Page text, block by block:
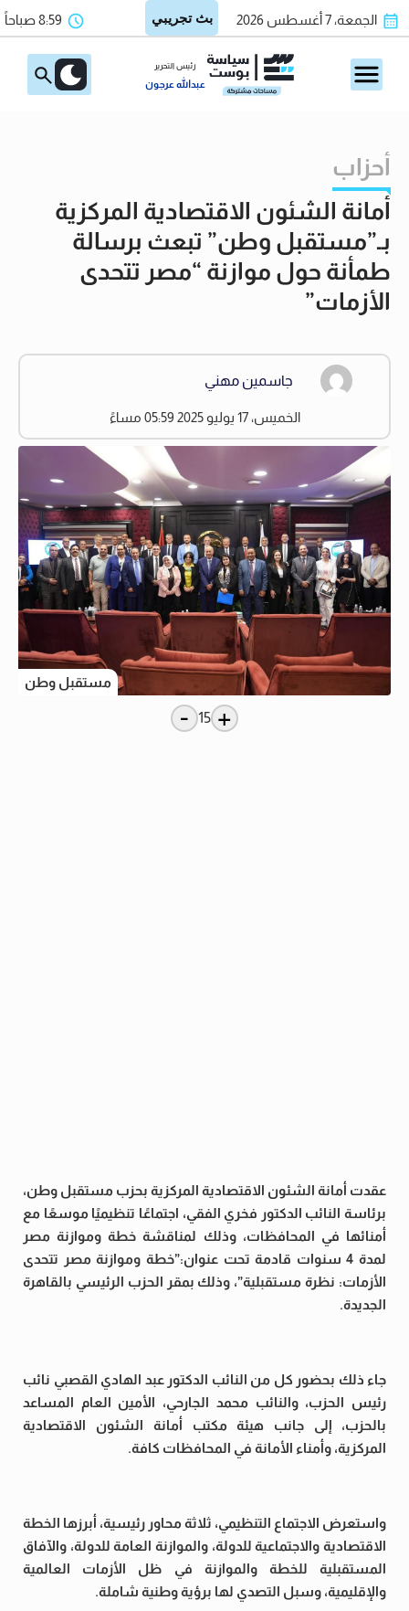
الجمعة، 7 أغسطس 2026 8:59 صباحاً
رئيس التحرير
عبدالله عرجون
أحزاب
أمانة الشئون الاقتصادية المركزية
بـ”مستقبل وطن” تبعث برسالة
طمأنة حول موازنة “مصر تتحدى
الأزمات”
جاسمين مهني
الخميس، 17 يوليو 2025 05:59 مساءً
مستقبل وطن
+
15
-
عقدت أمانة الشئون الاقتصادية المركزية بحزب مستقبل وطن،
برئاسة النائب الدكتور فخري الفقي، اجتماعًا تنظيميًا موسعًا مع
أمنائها في المحافظات، وذلك لمناقشة خطة وموازنة مصر
لمدة 4 سنوات قادمة تحت عنوان:”خطة وموازنة مصر تتحدى
الأزمات: نظرة مستقبلية”، وذلك بمقر الحزب الرئيسي بالقاهرة
الجديدة.
جاء ذلك بحضور كل من النائب الدكتور عبد الهادي القصبي نائب
رئيس الحزب، والنائب محمد الجارحي، الأمين العام المساعد
بالحزب، إلى جانب هيئة مكتب أمانة الشئون الاقتصادية
المركزية، وأمناء الأمانة في المحافظات كافة.
واستعرض الاجتماع التنظيمي، ثلاثة محاور رئيسية، أبرزها الخطة
الاقتصادية والاجتماعية للدولة، والموازنة العامة للدولة، والآفاق
المستقبلية للخطة والموازنة في ظل الأزمات العالمية
والإقليمية، وسبل التصدي لها برؤية وطنية شاملة.